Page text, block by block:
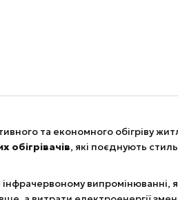
та економного обігріву
обігрівачів, які поєднують
інфрачервоному випромінюванні,